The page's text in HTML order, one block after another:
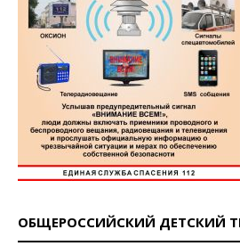
ОБЩЕРОССИЙСКИЙ ДЕТСКИЙ